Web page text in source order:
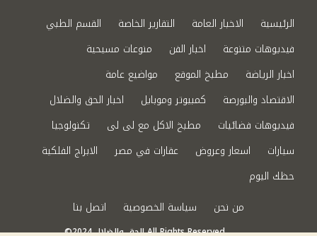
الرئيسية الاخبار العامة التقارير الخاصة
القسم الطبي
فيديوهات متنوعة
اخبار الفن
منوعات مسيحية
اخبار الرياضة
مطبخ الموقع
مواضيع عامة
الاقتصاد والبورصة
كمبيوتر وموبايل
اخبار الحق والضلال
فيديوهات فضائيات
مطبخ الاكل مع لى لى
تكنولوجيا
سيارات
اسعار وعروض عقارات في مصر
الابراج الفلكية
حظك اليوم
من نحن
سياسة الخصوصية اتصل بنا
©2024 الحق والضلال All Rights Reserved.